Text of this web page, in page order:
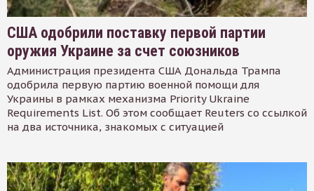
США одобрили поставку первой партии
оружия Украине за счет союзников
Администрация президента США Дональда Трампа
одобрила первую партию военной помощи для
Украины в рамках механизма Priority Ukraine
Requirements List. Об этом сообщает Reuters со ссылкой
на два источника, знакомых с ситуацией